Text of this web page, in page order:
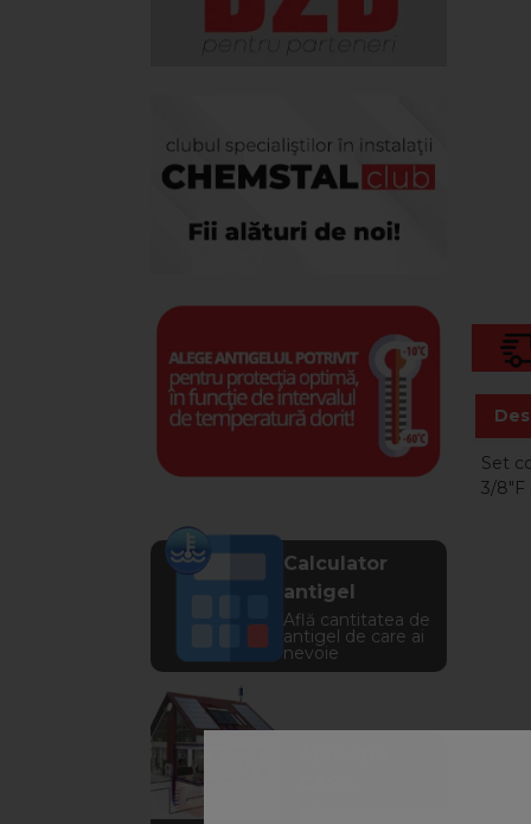
Calculator
antigel
Află cantitatea de
antigel de care ai
nevoie
Set
3/8"F